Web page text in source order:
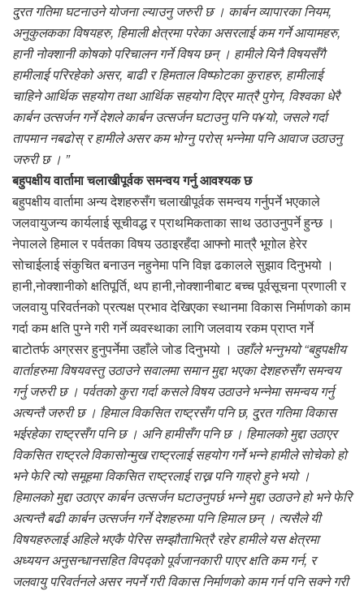
दु्रत गतिमा घटनाउने योजना ल्याउनु जरुरी छ । कार्बन व्यापारका नियम,
अनुकुलकका विषयहरु, हिमाली क्षेत्रमा परेका असरलाई कम गर्ने आयामहरु,
हानी नोक्शानी कोषको परिचालन गर्ने विषय छन् । हामीले यिनै विषयसँगै
हामीलाई परिरहेको असर, बाढी र हिमताल विष्फोटका कुराहरु, हामीलाई
चाहिने आर्थिक सहयोग तथा आर्थिक सहयोग दिएर मात्रै पुगेन, विश्वका धेरै
कार्बन उत्सर्जन गर्ने देशले कार्बन उत्सर्जन घटाउनु पनि प¥यो, जसले गर्दा
तापमान नबढोस् र हामीले असर कम भोग्नु परोस् भन्नेमा पनि आवाज उठाउनु
जरुरी छ । ”
बहुपक्षीय वार्तामा चलाखीपूर्वक समन्वय गर्नु आवश्यक छ
बहुपक्षीय वार्तामा अन्य देशहरुसँग चलाखीपूर्वक समन्वय गर्नुपर्ने भएकाले
जलवायुजन्य कार्यलाई सूचीवद्ध र प्राथमिकताका साथ उठाउनुपर्ने हुन्छ ।
नेपालले हिमाल र पर्वतका विषय उठाइरहँदा आफ्नो मात्रै भूगोल हेरेर
सोचाईलाई संकुचित बनाउन नहुनेमा पनि विज्ञ ढकालले सुझाव दिनुभयो ।
हानी,नोक्शानीको क्षतिपूर्ति, थप हानी,नोक्शानीबाट बच्च पूर्वसूचना प्रणाली र
जलवायु परिवर्तनको प्रत्यक्ष प्रभाव देखिएका स्थानमा विकास निर्माणको काम
गर्दा कम क्षति पुग्ने गरी गर्ने व्यवस्थाका लागि जलवाय रकम प्राप्त गर्ने
बाटोतर्फ अग्रसर हुनुपर्नेमा उहाँले जोड दिनुभयो । उहाँले भन्नुभयो “बहुपक्षीय
वार्ताहरुमा विषयवस्तु उठाउने सवालमा समान मुद्दा भएका देशहरुसँग समन्वय
गर्नु जरुरी छ । पर्वतको कुरा गर्दा कसले विषय उठाउने भन्नेमा समन्वय गर्नु
अत्यन्तै जरुरी छ । हिमाल विकसित राष्ट्रसँग पनि छ, दु्रत गतिमा विकास
भईरहेका राष्ट्रसँग पनि छ । अनि हामीसँग पनि छ । हिमालको मुद्दा उठाएर
विकसित राष्ट्रले विकासोन्मुख राष्ट्रलाई सहयोग गर्ने भन्ने हामीले सोचेको हो
भने फेरि त्यो समूहमा विकसित राष्ट्रलाई राख्न पनि गाह्रो हुने भयो ।
हिमालको मुद्दा उठाएर कार्बन उत्सर्जन घटाउनुपर्छ भन्ने मुद्दा उठाउने हो भने फेरि
अत्यन्तै बढी कार्बन उत्सर्जन गर्ने देशहरुमा पनि हिमाल छन् । त्यसैले यी
विषयहरुलाई अहिले भएकै पेरिस सम्झौताभित्रै रहेर हामीले यस क्षेत्रमा
अध्ययन अनुसन्धानसहित विपद्को पूर्वजानकारी पाएर क्षति कम गर्न, र
जलवायु परिवर्तनले असर नपर्ने गरी विकास निर्माणको काम गर्न पनि सक्ने गरी